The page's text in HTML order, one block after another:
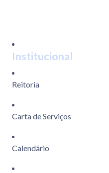
Institucional
Reitoria
Carta de Serviços
Calendário